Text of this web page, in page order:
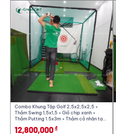
Combo Khung Tập Golf 2,5x2,5x2,5 +
Thảm Swing 1,5x1,5 + Giỏ chip xanh +
Thảm Putting 1.5x3m + Thảm cỏ nhân tạo
bóng + Giỏ đựng bóng - CBKL12.8
12,800,000 đ